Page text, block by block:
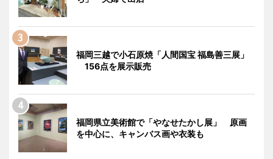
福岡三越で小石原焼「人間国宝 福島善三展」
156点を展示販売
福岡県立美術館で「やなせたかし展」 原画
を中心に、キャンバス画や衣装も